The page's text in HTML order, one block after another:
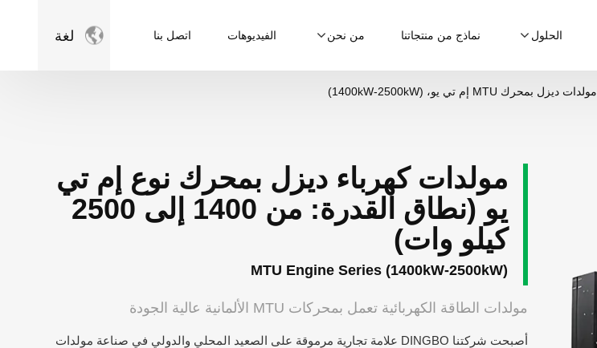
 لغة الحلول نماذج من منتجاتنا من نحن الفيديوهات اتصل بنا
مولدات ديزل بمحرك MTU إم تي يو، (1400kW-2500kW)
مولدات كهرباء ديزل بمحرك نوع إم تي
يو (نطاق القدرة: من 1400 إلى 2500
كيلو وات)
MTU Engine Series (1400kW-2500kW)
مولدات الطاقة الكهربائية تعمل بمحركات MTU الألمانية عالية الجودة
أصبحت شركتنا DINGBO علامة تجارية مرموقة على الصعيد المحلي والدولي في صناعة مولدات